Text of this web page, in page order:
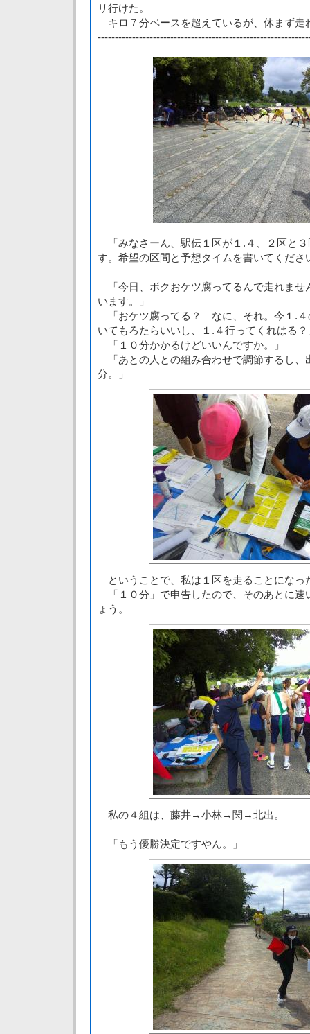
リ行けた。
キロ７分ペースを超えているが、休まず走
「みなさーん、駅伝１区が１.４、２区と
す。希望の区間と予想タイムを書いてくださ
「今日、ボクおケツ腐ってるんで走れませ
います。」
「おケツ腐ってる？ なに、それ。今１.４
いてもろたらいいし、１.４行ってくれはる？
「１０分かかるけどいいんですか。」
「あとの人との組み合わせで調節するし、
分。」
ということで、私は１区を走ることになっ
「１０分」で申告したので、そのあとに速
ょう。
私の４組は、藤井→小林→関→北出。
「もう優勝決定ですやん。」